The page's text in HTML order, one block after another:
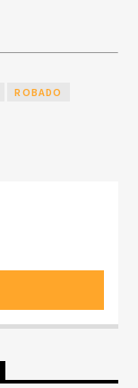
ROBADO